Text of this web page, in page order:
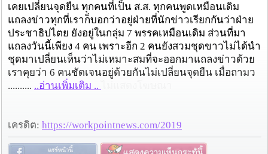
เคยเปลี่ยนจุดยืน ทุกคนที่เป็น ส.ส. ทุกคนพูดเหมือนเดิม
แถลงข่าวทุกที่เราก็บอกว่าอยู่ฝ่ายที่นักข่าวเรียกกันว่าฝ่าย
ประชาธิปไตย ยังอยู่ในกลุ่ม 7 พรรคเหมือนเดิม ส่วนที่มา
แถลงวันนี้เพียง 4 คน เพราะอีก 2 คนยังสวมชุดขาวไม่ได้นำ
ชุดมาเปลี่ยนเห็นว่าไม่เหมาะสมที่จะออกมาแถลงข่าวด้วย
เราคุยว่า 6 คนชัดเจนอยู่ด้วยกันไม่เปลี่ยนจุดยืน เมื่อถามว
.......... ..อ่านเพิ่มเติม ..
เครดิต: https://workpointnews.com/2019